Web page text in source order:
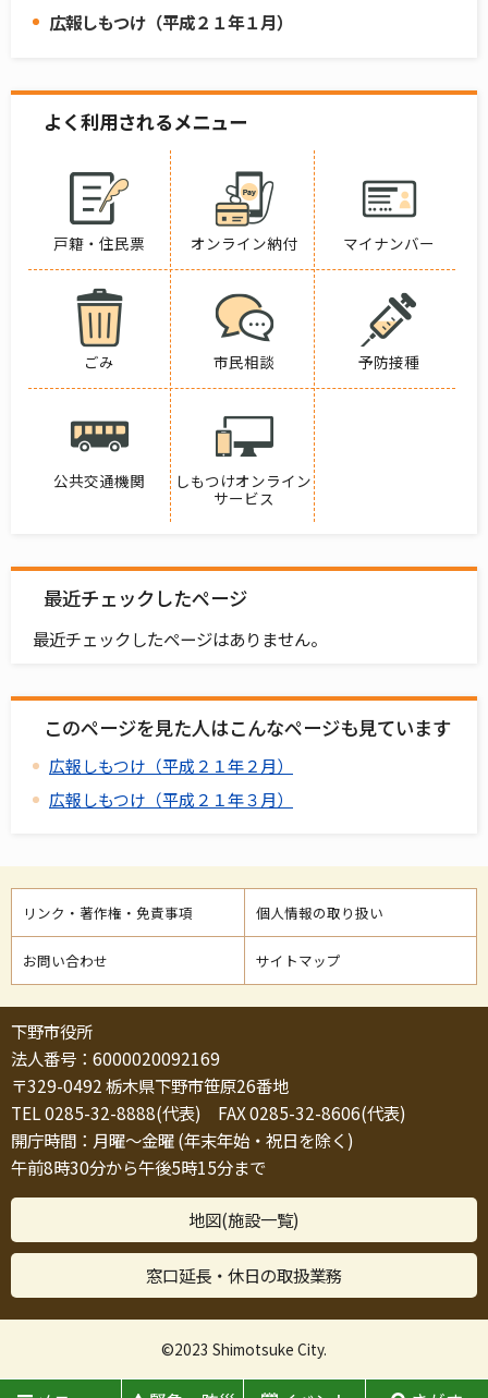
広報しもつけ（平成２１年１月）
よく利用されるメニュー
戸籍・住民票 オンライン納付 マイナンバー
ごみ 市民相談 予防接種
公共交通機関
しもつけオンライン
サービス
最近チェックしたページ
最近チェックしたページはありません。
このページを見た人はこんなページも見ています
広報しもつけ（平成２１年２月）
広報しもつけ（平成２１年３月）
リンク・著作権・免責事項 個人情報の取り扱い
お問い合わせ サイトマップ
下野市役所
法人番号：6000020092169
〒329-0492 栃木県下野市笹原26番地
TEL 0285-32-8888(代表) FAX 0285-32-8606(代表)
開庁時間：月曜～金曜 (年末年始・祝日を除く)
午前8時30分から午後5時15分まで
地図(施設一覧)
窓口延長・休日の取扱業務
©2023 Shimotsuke City.